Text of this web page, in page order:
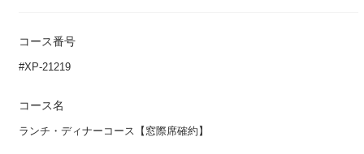
コース番号
#XP-21219
コース名
ランチ・ディナーコース【窓際席確約】